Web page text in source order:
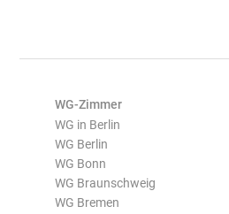
WG-Zimmer
WG in Berlin
WG Berlin
WG Bonn
WG Braunschweig
WG Bremen